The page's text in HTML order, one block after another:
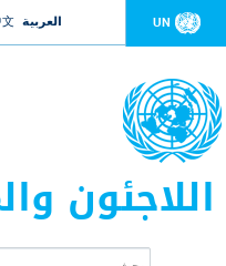
UN العربية
اللاجئون